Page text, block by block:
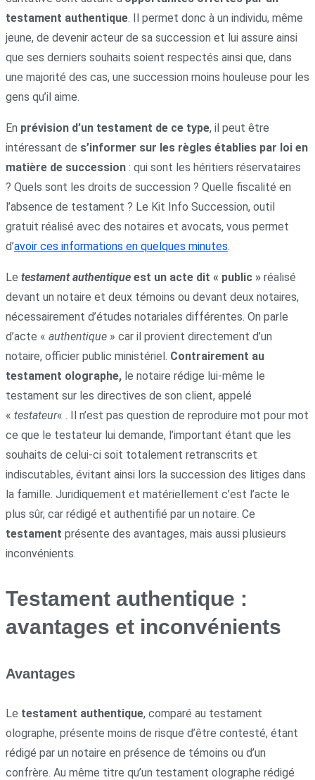
testament authentique. Il permet donc à un individu, même
jeune, de devenir acteur de sa succession et lui assure ainsi
que ses derniers souhaits soient respectés ainsi que, dans
une majorité des cas, une succession moins houleuse pour les
gens qu’il aime.
En prévision d’un testament de ce type, il peut être
intéressant de s’informer sur les règles établies par loi en
matière de succession : qui sont les héritiers réservataires
? Quels sont les droits de succession ? Quelle fiscalité en
l’absence de testament ? Le Kit Info Succession, outil
gratuit réalisé avec des notaires et avocats, vous permet
d’avoir ces informations en quelques minutes.
Le testament authentique est un acte dit « public » réalisé
devant un notaire et deux témoins ou devant deux notaires,
nécessairement d’études notariales différentes. On parle
d’acte « authentique » car il provient directement d’un
notaire, officier public ministériel. Contrairement au
testament olographe, le notaire rédige lui-même le
testament sur les directives de son client, appelé
« testateur« . Il n’est pas question de reproduire mot pour mot
ce que le testateur lui demande, l’important étant que les
souhaits de celui-ci soit totalement retranscrits et
indiscutables, évitant ainsi lors la succession des litiges dans
la famille. Juridiquement et matériellement c’est l’acte le
plus sûr, car rédigé et authentifié par un notaire. Ce
testament présente des avantages, mais aussi plusieurs
inconvénients.
Testament authentique :
avantages et inconvénients
Avantages
Le testament authentique, comparé au testament
olographe, présente moins de risque d’être contesté, étant
rédigé par un notaire en présence de témoins ou d’un
confrère. Au même titre qu’un testament olographe rédigé